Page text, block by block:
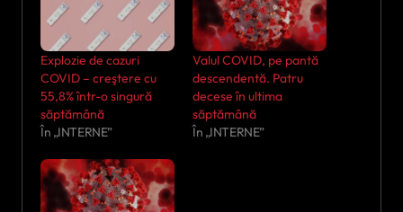
Explozie de cazuri
COVID – creştere cu
55,8% într-o singură
săptămână
În „INTERNE”
Valul COVID, pe pantă
descendentă. Patru
decese în ultima
săptămână
În „INTERNE”